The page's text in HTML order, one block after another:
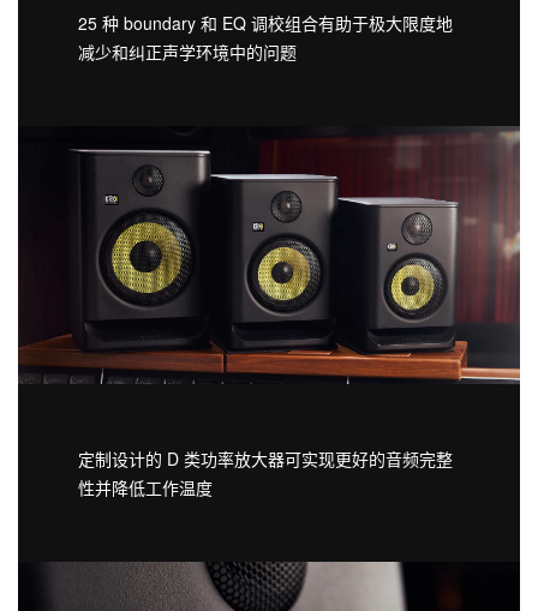
25 种 boundary 和 EQ 调校组合有助于极大限度地
减少和纠正声学环境中的问题
定制设计的 D 类功率放大器可实现更好的音频完整
性并降低工作温度